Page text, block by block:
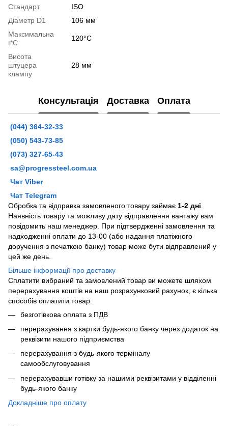
Стандарт
ISO
Діаметр D1
106 мм
Максимальна
t*C
120°С
Висота
штуцера
клампу
28 мм
Консультація Доставка Оплата
(044) 364-32-33
(050) 543-73-85
(073) 327-65-43
sa@progressteel.com.ua
Чат Viber
Чат Telegram
Обробка та відправка замовленого товару займає 1-2 дні
Наявність товару та можливу дату відправлення вантажу вам
повідомить наш менеджер. При підтвердженні замовлення та
надходженні оплати до 13-00 (або надання платіжного
доручення з печаткою банку) товар може бути відправлений у
цей же день.
Більше інформації про доставку
Сплатити вибраний та замовлений товар ви можете шляхом
перерахування коштів на наш розрахунковий рахунок, є кілька
способів оплатити товар:
безготівкова оплата з ПДВ
перерахування з картки будь-якого банку через додаток на
реквізити нашого підприємства
перерахування з будь-якого терміналу
самообслуговування
перерахувавши готівку за нашими реквізитами у відділенні
будь-якого банку
Докладніше про оплату